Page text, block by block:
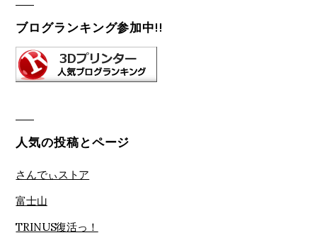
ブログランキング参加中!!
人気の投稿とページ
さんでぃストア
富士山
TRINUS復活っ！